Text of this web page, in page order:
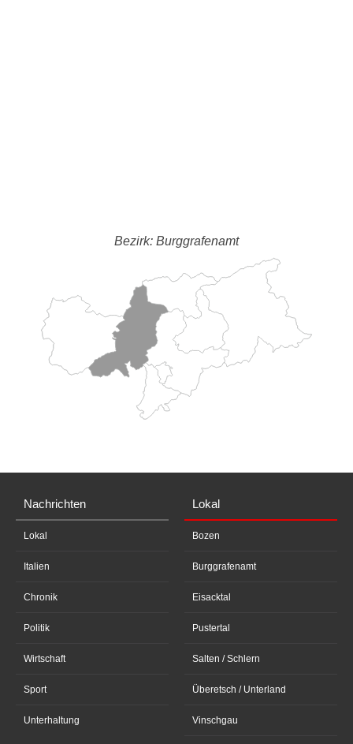
Bezirk: Burggrafenamt
Nachrichten
Lokal
Italien
Chronik
Politik
Wirtschaft
Sport
Unterhaltung
Lokal
Bozen
Burggrafenamt
Eisacktal
Pustertal
Salten / Schlern
Überetsch / Unterland
Vinschgau